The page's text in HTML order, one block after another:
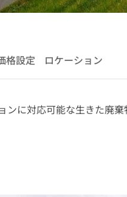
格設定 ロケーション
ンに対応可能な生きた廃